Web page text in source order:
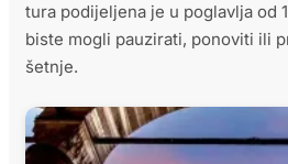
tura podijeljena je u poglavlja od
biste mogli pauzirati, ponoviti ili
šetnje.